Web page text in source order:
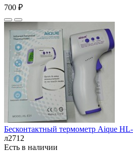
700 ₽
Бесконтактный термометр Aique
л2712
Есть в наличии